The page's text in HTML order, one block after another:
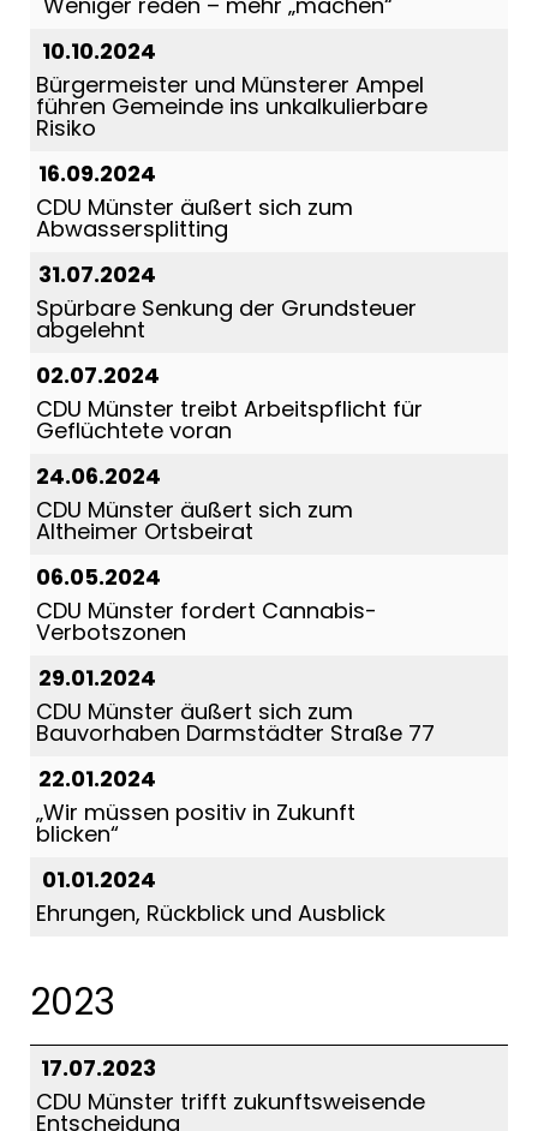
10.10.2024
Bürgermeister und Münsterer Ampel
führen Gemeinde ins unkalkulierbare
Risiko
16.09.2024
CDU Münster äußert sich zum
Abwassersplitting
31.07.2024
Spürbare Senkung der Grundsteuer
abgelehnt
02.07.2024
CDU Münster treibt Arbeitspflicht für
Geflüchtete voran
24.06.2024
CDU Münster äußert sich zum
Altheimer Ortsbeirat
06.05.2024
CDU Münster fordert Cannabis-
Verbotszonen
29.01.2024
CDU Münster äußert sich zum
Bauvorhaben Darmstädter Straße 77
22.01.2024
Wir müssen positiv in Zukunft
blicken“
01.01.2024
Ehrungen, Rückblick und Ausblick
2023
17.07.2023
CDU Münster trifft zukunftsweisende
Entscheidung